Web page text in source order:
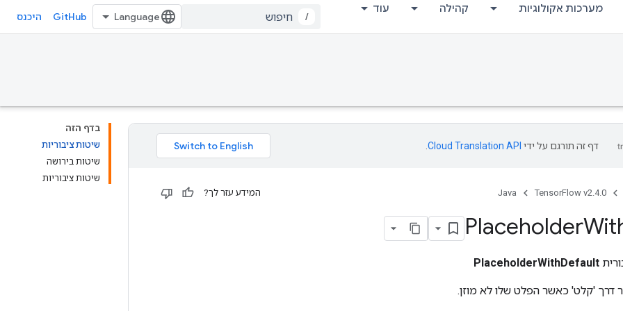
מערכות אקולוגיות קהילה עוד
/
GitHub היכנס
בדף הזה
שיטות ציבוריות
שיטות בירושה
שיטות ציבוריות
דף זה תורגם על ידי Cloud Translation API
TensorFlow v2.4.0
Java המידע עזר לך?
Placeholder
PlaceholderWithDefault
דרך 'קלט' כאשר הפלט שלו לא מוזן.